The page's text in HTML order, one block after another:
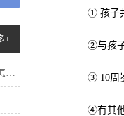
+
① 孩子共
②与孩子共
③ 10周岁
④有其他正